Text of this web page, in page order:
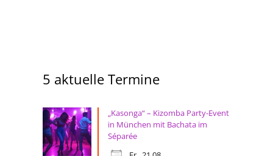
5 aktuelle Termine
„Kasonga“ – Kizomba Party-Event
in München mit Bachata im
Séparée